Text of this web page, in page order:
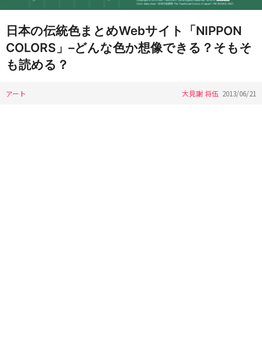
日本の伝統色まとめWebサイト「NIPPON
COLORS」–どんな色か想像できる？そもそ
も読める？
アート 大見謝 将伍 2013/06/21